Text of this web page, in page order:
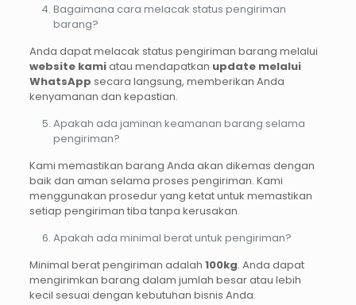
Bagaimana cara melacak status pengiriman
barang?
Anda dapat melacak status pengiriman barang melalui
website kamiatau mendapatkan update melalui
WhatsApp secara langsung, memberikan Anda
kenyamanan dan kepastian.
Apakah ada jaminan keamanan barang selama
pengiriman?
Kami memastikan barang Anda akan dikemas dengan
baik dan aman selama proses pengiriman. Kami
menggunakan prosedur yang ketat untuk memastikan
setiap pengiriman tiba tanpa kerusakan.
Apakah ada minimal berat untuk pengiriman?
Minimal berat pengiriman adalah 100kg. Anda dapat
mengirimkan barang dalam jumlah besar atau lebih
kecil sesuai dengan kebutuhan bisnis Anda.